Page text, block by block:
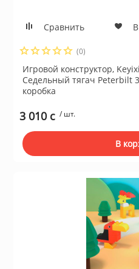
и аксессуары
товары
Сравнить
(0)
Игровой конструктор,
Седельный тягач Peterbilt
коробка
3 010 c / шт.
В